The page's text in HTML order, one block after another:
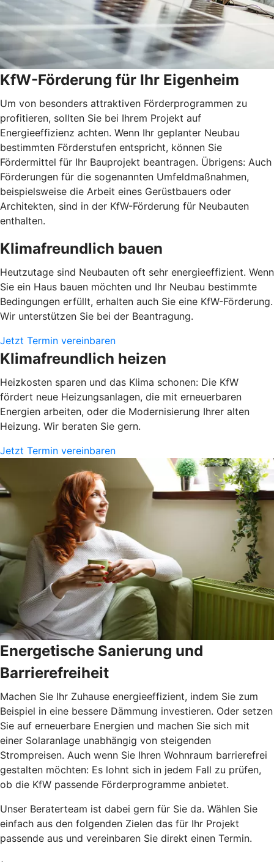
KfW-Förderung für Ihr Eigenheim
Um von besonders attraktiven Förderprogrammen zu
profitieren, sollten Sie bei Ihrem Projekt auf
Energieeffizienz achten. Wenn Ihr geplanter Neubau
bestimmten Förderstufen entspricht, können Sie
Fördermittel für Ihr Bauprojekt beantragen. Übrigens: Auch
Förderungen für die sogenannten Umfeldmaßnahmen,
beispielsweise die Arbeit eines Gerüstbauers oder
Architekten, sind in der KfW-Förderung für Neubauten
enthalten.
Klimafreundlich bauen
Heutzutage sind Neubauten oft sehr energieeffizient. Wenn
Sie ein Haus bauen möchten und Ihr Neubau bestimmte
Bedingungen erfüllt, erhalten auch Sie eine KfW-Förderung.
Wir unterstützen Sie bei der Beantragung.
Jetzt Termin vereinbaren
Klimafreundlich heizen
Heizkosten sparen und das Klima schonen: Die KfW
fördert neue Heizungsanlagen, die mit erneuerbaren
Energien arbeiten, oder die Modernisierung Ihrer alten
Heizung. Wir beraten Sie gern.
Jetzt Termin vereinbaren
Energetische Sanierung und
Barrierefreiheit
Machen Sie Ihr Zuhause energieeffizient, indem Sie zum
Beispiel in eine bessere Dämmung investieren. Oder setzen
Sie auf erneuerbare Energien und machen Sie sich mit
einer Solaranlage unabhängig von steigenden
Strompreisen. Auch wenn Sie Ihren Wohnraum barrierefrei
gestalten möchten: Es lohnt sich in jedem Fall zu prüfen,
ob die KfW passende Förderprogramme anbietet.
Unser Beraterteam ist dabei gern für Sie da. Wählen Sie
einfach aus den folgenden Zielen das für Ihr Projekt
passende aus und vereinbaren Sie direkt einen Termin.